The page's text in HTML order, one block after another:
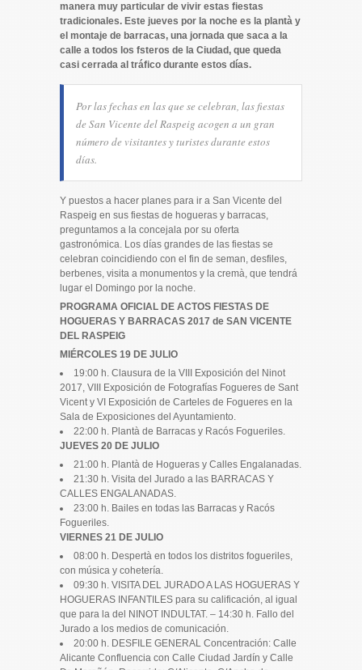
manera muy particular de vivir estas fiestas
tradicionales. Este jueves por la noche es la plantà y
el montaje de barracas, una jornada que saca a la
calle a todos los fsteros de la Ciudad, que queda
casi cerrada al tráfico durante estos días.
Por las fechas en las que se celebran, las fiestas
de San Vicente del Raspeig acogen a un gran
número de visitantes y turistes durante estos
días.
Y puestos a hacer planes para ir a San Vicente del
Raspeig en sus fiestas de hogueras y barracas,
preguntamos a la concejala por su oferta
gastronómica. Los días grandes de las fiestas se
celebran coincidiendo con el fin de seman, desfiles,
berbenes, visita a monumentos y la cremà, que tendrá
lugar el Domingo por la noche.
PROGRAMA OFICIAL DE ACTOS FIESTAS DE
HOGUERAS Y BARRACAS 2017 de SAN VICENTE
DEL RASPEIG
MIÉRCOLES 19 DE JULIO
19:00 h. Clausura de la VIII Exposición del Ninot
2017, VIII Exposición de Fotografías Fogueres de Sant
Vicent y VI Exposición de Carteles de Fogueres en la
Sala de Exposiciones del Ayuntamiento.
22:00 h. Plantà de Barracas y Racós Fogueriles.
JUEVES 20 DE JULIO
21:00 h. Plantà de Hogueras y Calles Engalanadas.
21:30 h. Visita del Jurado a las BARRACAS Y
CALLES ENGALANADAS.
23:00 h. Bailes en todas las Barracas y Racós
Fogueriles.
VIERNES 21 DE JULIO
08:00 h. Despertà en todos los distritos fogueriles,
con música y cohetería.
09:30 h. VISITA DEL JURADO A LAS HOGUERAS Y
HOGUERAS INFANTILES para su calificación, al igual
que para la del NINOT INDULTAT. – 14:30 h. Fallo del
Jurado a los medios de comunicación.
20:00 h. DESFILE GENERAL Concentración: Calle
Alicante Confluencia con Calle Ciudad Jardín y Calle